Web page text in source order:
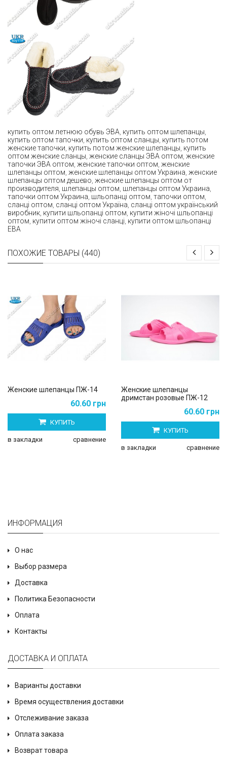
купить оптом летнюю обувь ЭВА купить оптом шлепанцы
купить оптом тапочки купить оптом сланцы купить потом
женские тапочки купить потом женские шлепанцы купить
оптом женские сланцы женские сланцы ЭВА оптом женские
тапочки ЭВА оптом женские тапочки оптом женские
шлепанцы оптом женские шлепанцы оптом Украина женские
шлепанцы оптом дешево женские шлепанцы оптом от
производителя шлепанцы оптом шлепанцы оптом Украина
тапочки оптом Украина шльопанці оптом тапочки оптом
сланці оптом сланці оптом Україна сланці оптом український
виробник купити шльопанці оптом купити жіночі шльопанці
оптом купити оптом жіночі сланці купити оптом шльопанці
ЕВА
ПОХОЖИЕ ТОВАРЫ (440)
Женские шлепанцы ПЖ-14
60.60 грн
КУПИТЬ
в закладки сравнение
Женские шлепанцы
дримстан розовые ПЖ-12
60.60 грн
КУПИТЬ
в закладки сравнение
ИНФОРМАЦИЯ
О нас
Выбор размера
Доставка
Политика Безопасности
Оплата
Контакты
ДОСТАВКА И ОПЛАТА
Варианты доставки
Время осуществления доставки
Отслеживание заказа
Оплата заказа
Возврат товара